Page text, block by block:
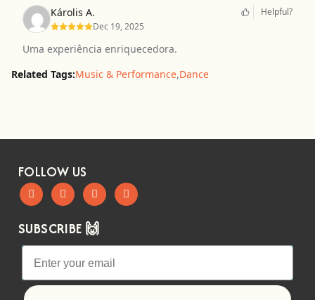
Károlis A.
Dec 19, 2025
Helpful?
Uma experiência enriquecedora.
Related Tags:Music & Performance,Dance
FOLLOW US
SUBSCRIBE 🙌